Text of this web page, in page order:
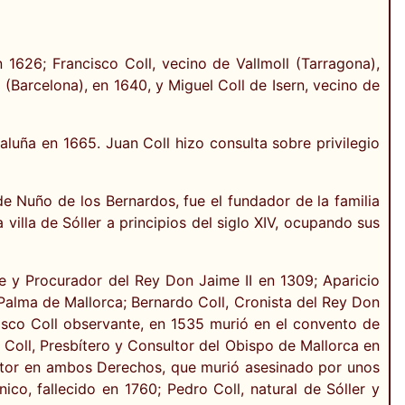
Francisco Coll, vecino de Vallmoll (Tarragona),
en 1640, y Miguel Coll de Isern, vecino de
en 1665. Juan Coll hizo consulta sobre privilegio
Nuño de los Bernardos, fue el fundador de la familia
de Sóller a principios del siglo XIV, ocupando sus
Procurador del Rey Don Jaime II en 1309; Aparicio
de Mallorca; Bernardo Coll, Cronista del Rey Don
Coll observante, en 1535 murió en el convento de
Presbítero y Consultor del Obispo de Mallorca en
en ambos Derechos, que murió asesinado por unos
fallecido en 1760; Pedro Coll, natural de Sóller y